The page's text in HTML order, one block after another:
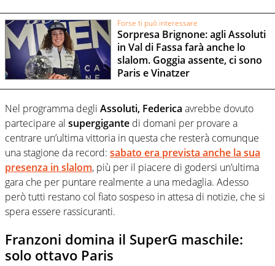
Forse ti può interessare
Sorpresa Brignone: agli Assoluti
in Val di Fassa farà anche lo
slalom. Goggia assente, ci sono
Paris e Vinatzer
Nel programma degli Assoluti, Federica avrebbe dovuto
partecipare al supergigante di domani per provare a
centrare un’ultima vittoria in questa che resterà comunque
una stagione da record: sabato era prevista anche la sua
presenza in slalom, più per il piacere di godersi un’ultima
gara che per puntare realmente a una medaglia. Adesso
però tutti restano col fiato sospeso in attesa di notizie, che si
spera essere rassicuranti.
Franzoni domina il SuperG maschile:
solo ottavo Paris